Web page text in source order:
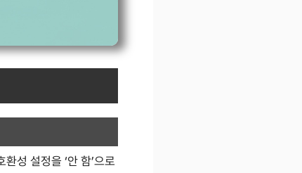
성 설정을 ‘안 함’으로